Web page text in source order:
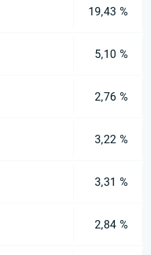
19,43 %
5,10 %
2,76 %
3,22 %
3,31 %
2,84 %